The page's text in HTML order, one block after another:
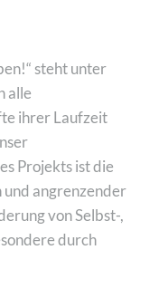
steht unter
alle
ihrer Laufzeit
Projekts ist die
und angrenzender
von Selbst-,
durch